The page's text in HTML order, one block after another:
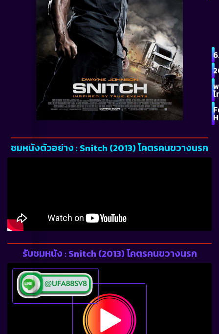
ชมหนังตัวอย่าง : Snitch (2013) โคตรคนขวางนรก
รับชมหนัง : Snitch (2013) โคตรคนขวางนรก